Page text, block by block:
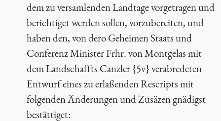
dem zu versamlenden Landtage vorgetragen und
berichtiget werden sollen, vorzubereiten, und
haben den, von dero Geheimen Staats und
Conferenz MinisterFrhr.von Montgelas mit
dem Landschaffts Canzler {5v} verabredeten
Entwurf eines zu erlaßenden Rescripts mit
folgenden Änderungen und Zusäzen gnädigst
bestättiget: